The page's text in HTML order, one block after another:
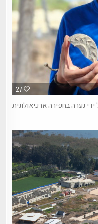
27
נערה בחפירה ארכיאולוגית